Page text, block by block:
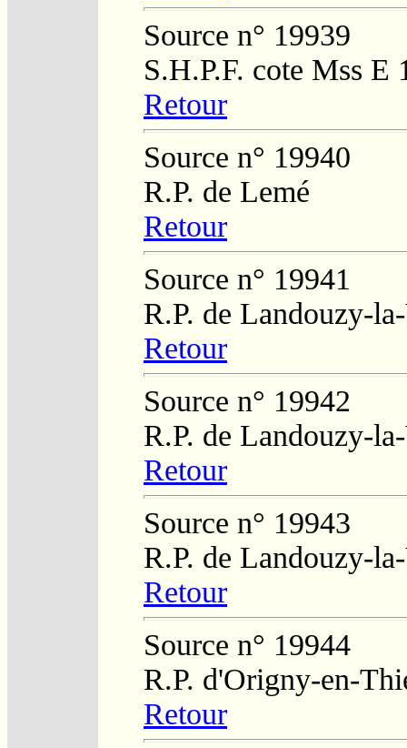
Source n° 19939
S.H.P.F. cote Mss E
Retour
Source n° 19940
R.P. de Lemé
Retour
Source n° 19941
R.P. de Landouzy-
Retour
Source n° 19942
R.P. de Landouzy-
Retour
Source n° 19943
R.P. de Landouzy-
Retour
Source n° 19944
R.P. d'Origny-en-
Retour